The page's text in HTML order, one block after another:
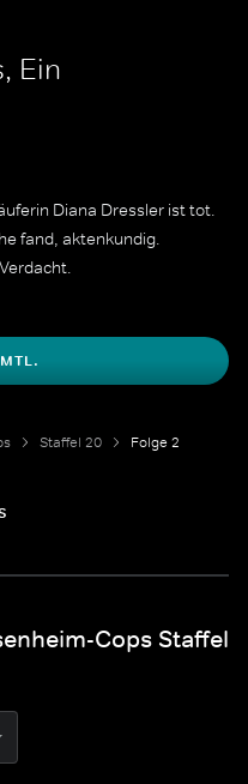
Ein
Diana Dressler ist tot.
fand, aktenkundig.
Staffel 20 Folge 2
Cops Staffel